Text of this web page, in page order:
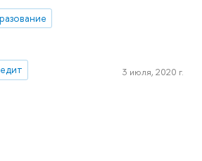
3 июля, 2020 г.